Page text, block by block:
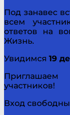
Под занавес
всем
ответов на
Жизнь.
Увидимся 19
участников!
Вход